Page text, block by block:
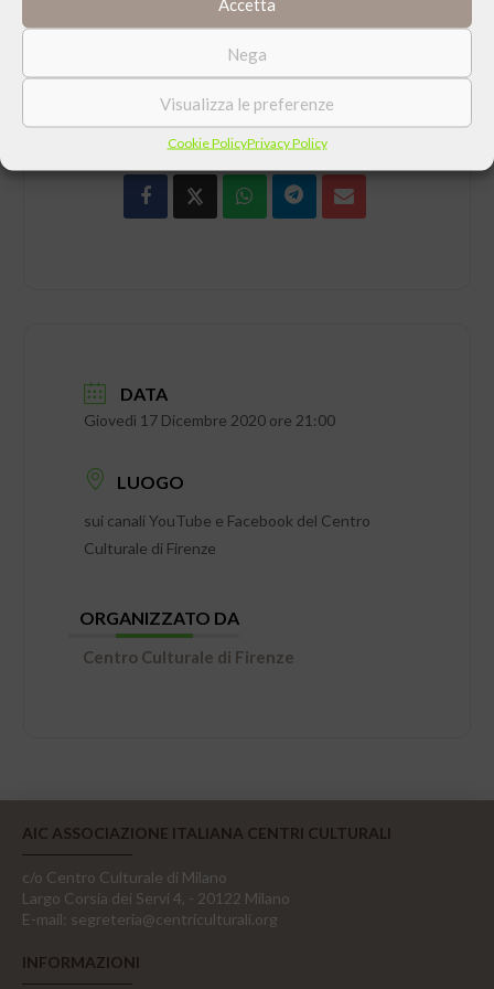
Nega
Visualizza le preferenze
Cookie PolicyPrivacy Policy
CONDIVIDI QUESTO EVENTO
DATA
Giovedì 17 Dicembre 2020 ore 21:00
LUOGO
sui canali YouTube e Facebook del Centro
Culturale di Firenze
ORGANIZZATO DA
Centro Culturale di Firenze
AIC ASSOCIAZIONE ITALIANA CENTRI CULTURALI
c/o Centro Culturale di Milano
Largo Corsia dei Servi 4, - 20122 Milano
E-mail: segreteria@centriculturali.org
INFORMAZIONI